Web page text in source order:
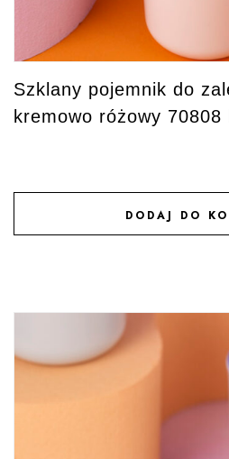
Szklany pojemnik do
kremowo różowy 70808
DODAJ DO
DODAJ DO